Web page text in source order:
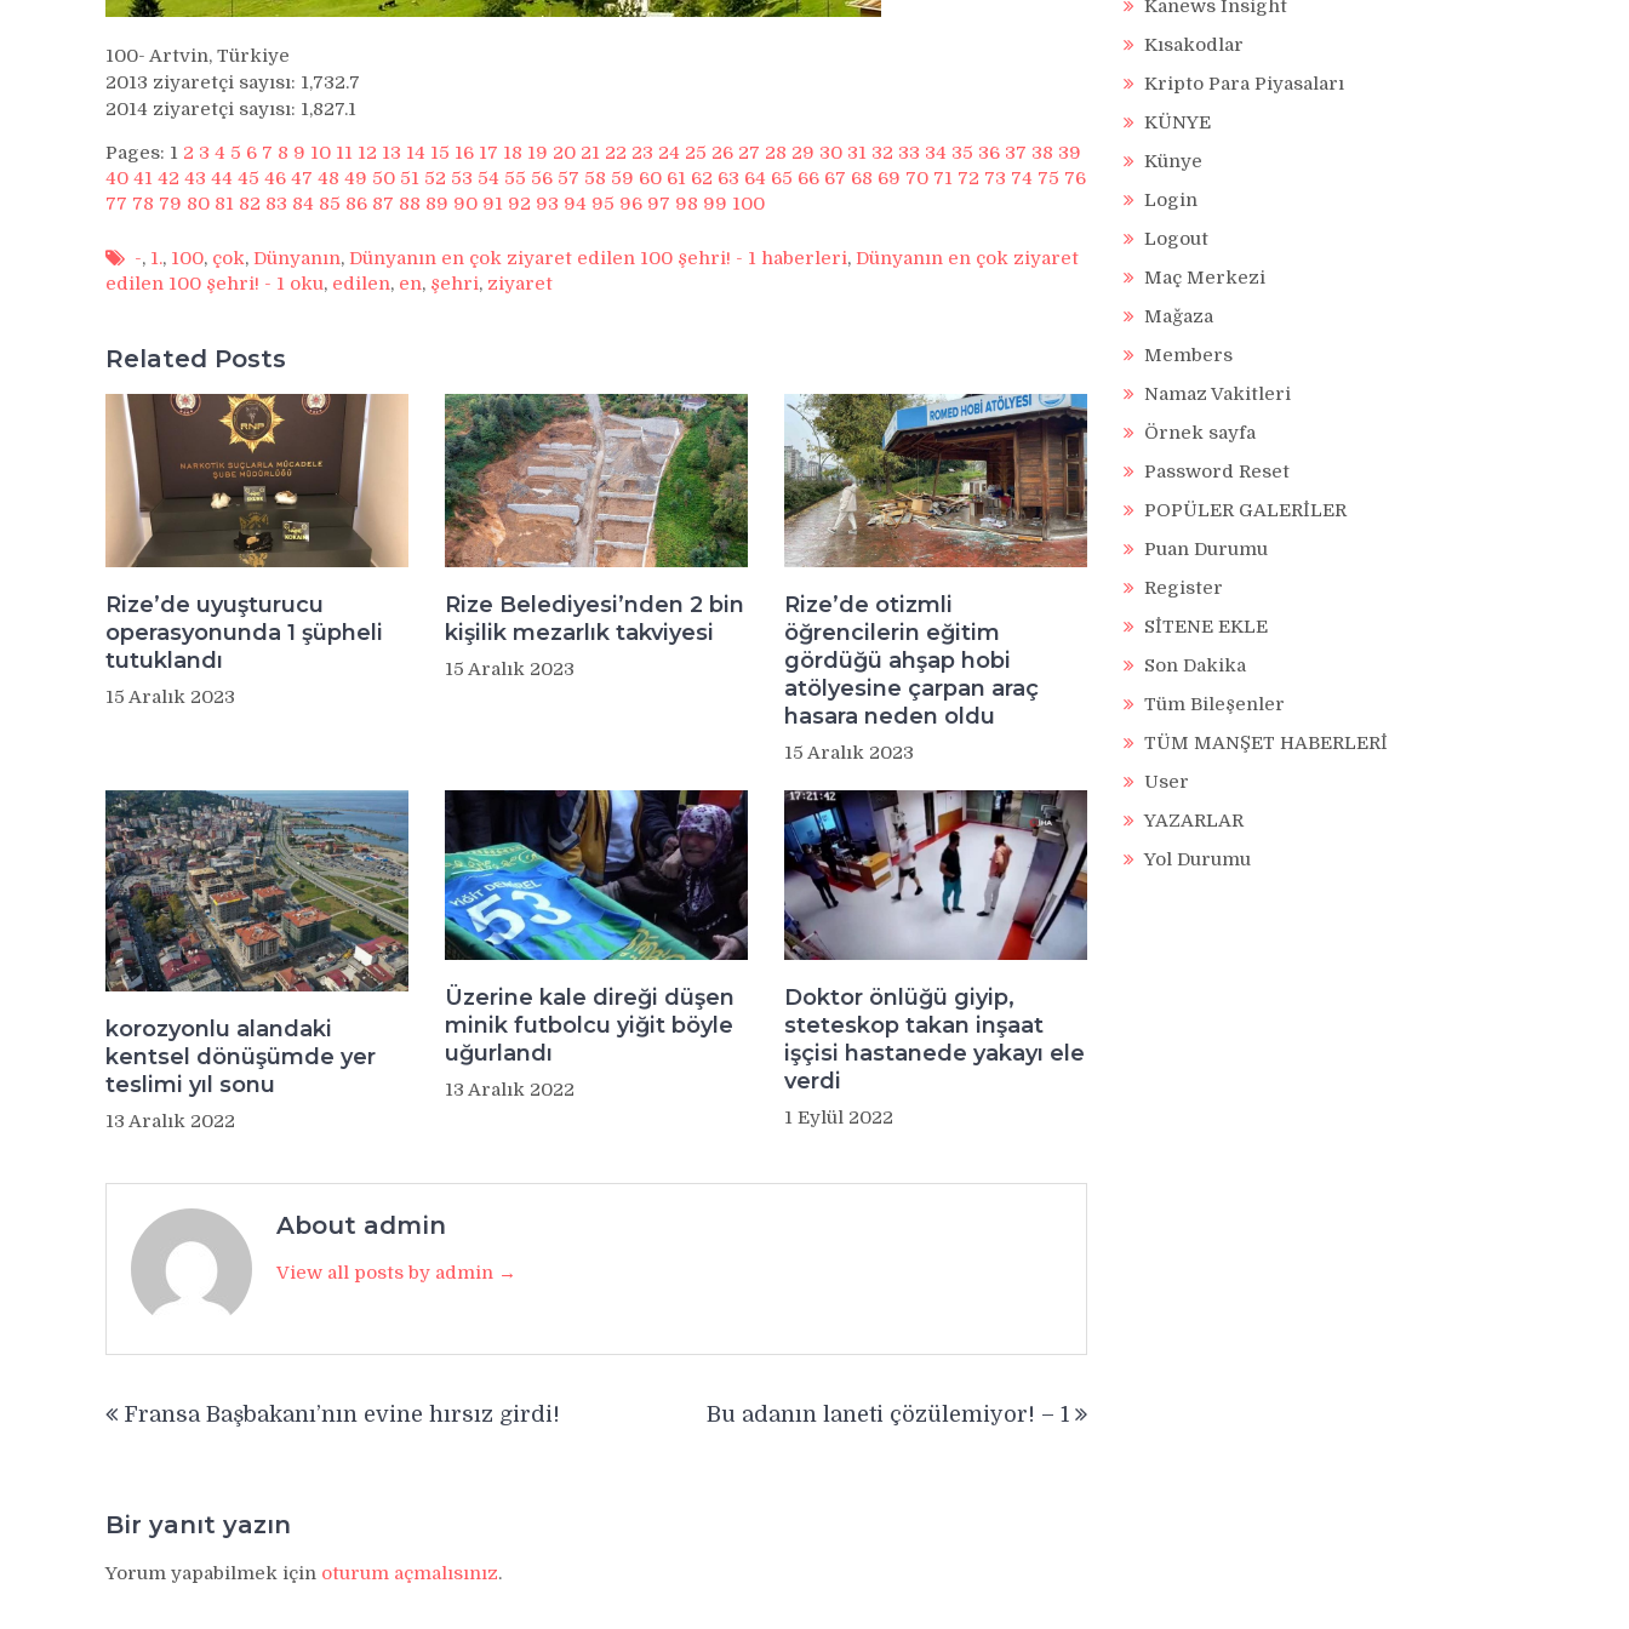
100- Artvin, Türkiye
2013 ziyaretçi sayısı: 1,732.7
2014 ziyaretçi sayısı: 1,827.1
Pages: 1 2 3 4 5 6 7 8 9 10 11 12 13 14 15 16 17 18 19 20 21 22 23 24 25 26 27 28 29 30 31 32 33 34 35 36 37 38 39
40 41 42 43 44 45 46 47 48 49 50 51 52 53 54 55 56 57 58 59 60 61 62 63 64 65 66 67 68 69 70 71 72 73 74 75 76
77 78 79 80 81 82 83 84 85 86 87 88 89 90 91 92 93 94 95 96 97 98 99 100
-, 1., 100, çok, Dünyanın, Dünyanın en çok ziyaret edilen 100 şehri! - 1 haberleri, Dünyanın en çok ziyaret
edilen 100 şehri! - 1 oku, edilen, en, şehri, ziyaret
Related Posts
Rize’de uyuşturucu
operasyonunda 1 şüpheli
tutuklandı
15 Aralık 2023
Rize Belediyesi’nden 2 bin
kişilik mezarlık takviyesi
15 Aralık 2023
Rize’de otizmli
öğrencilerin eğitim
gördüğü ahşap hobi
atölyesine çarpan araç
hasara neden oldu
15 Aralık 2023
korozyonlu alandaki
kentsel dönüşümde yer
teslimi yıl sonu
13 Aralık 2022
Üzerine kale direği düşen
minik futbolcu yiğit böyle
uğurlandı
13 Aralık 2022
Doktor önlüğü giyip,
steteskop takan inşaat
işçisi hastanede yakayı ele
verdi
1 Eylül 2022
About admin
View all posts by admin →
gezinmesi
Fransa Başbakanı’nın evine hırsız girdi! Bu adanın laneti çözülemiyor! – 1
Bir yanıt yazın
Yorum yapabilmek için oturum açmalısınız.
Kanews Insight
Kısakodlar
Kripto Para Piyasaları
KÜNYE
Künye
Login
Logout
Maç Merkezi
Mağaza
Members
Namaz Vakitleri
Örnek sayfa
Password Reset
POPÜLER GALERİLER
Puan Durumu
Register
SİTENE EKLE
Son Dakika
Tüm Bileşenler
TÜM MANŞET HABERLERİ
User
YAZARLAR
Yol Durumu